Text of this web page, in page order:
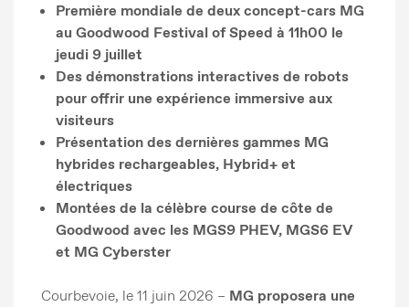
Première mondiale de deux concept-cars MG
au Goodwood Festival of Speed à 11h00 le
jeudi 9 juillet
Des démonstrations interactives de robots
pour offrir une expérience immersive aux
visiteurs
Présentation des dernières gammes MG
hybrides rechargeables, Hybrid+ et
électriques
Montées de la célèbre course de côte de
Goodwood avec les MGS9 PHEV, MGS6 EV
et MG Cyberster
Courbevoie, le 11 juin 2026 – MG proposera une